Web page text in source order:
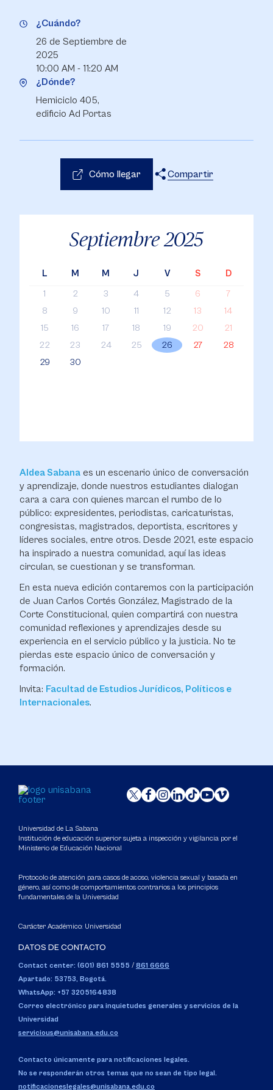
Aldea Sabana es un escenario único de conversación
y aprendizaje, donde nuestros estudiantes dialogan
cara a cara con quienes marcan el rumbo de lo
público: expresidentes, periodistas, caricaturistas,
congresistas, magistrados, deportista, escritores y
líderes sociales, entre otros. Desde 2021, este espacio
ha inspirado a nuestra comunidad, aquí las ideas
circulan, se cuestionan y se transforman.
En esta nueva edición contaremos con la participación
de Juan Carlos Cortés González, Magistrado de la
Corte Constitucional, quien compartirá con nuestra
comunidad reflexiones y aprendizajes desde su
experiencia en el servicio público y la justicia. No te
pierdas este espacio único de conversación y
formación.
Invita: Facultad de Estudios Jurídicos, Políticos e
Internacionales.
Septiembre 2025
L M M J V S
D
1
2 3 4 5 6
7
8
9 10 11 12 13
14
15
16 17 18 19 20
21
22
23 24 25 26 27
28
29
30
¿Cuándo?
26 de Septiembre de
2025
10:00 AM - 11:20 AM
¿Dónde?
Hemiciclo 405,
edificio Ad Portas
Cómo llegar
Compartir
Universidad de La Sabana
Institución de educación superior sujeta a inspección y vigilancia por el
Ministerio de Educación Nacional
Protocolo de atención para casos de acoso, violencia sexual y basada en
género, así como de comportamientos contrarios a los principios
fundamentales de la Universidad
Carácter Académico: Universidad
DATOS DE CONTACTO
Contact center: (601) 861 5555 / 861 6666
Apartado: 53753, Bogotá.
WhatsApp: +57 3205164838
Correo electrónico para inquietudes generales y servicios de la
Universidad
servicious@unisabana.edu.co
Contacto únicamente para notificaciones legales.
No se responderán otros temas que no sean de tipo legal.
notificacioneslegales@unisabana.edu.co